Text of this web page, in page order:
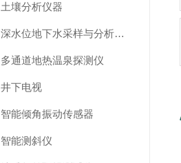
土壤分析仪器
深水位地下水采样与分析系统
多通道地热温泉探测仪
井下电视
智能倾角振动传感器
智能测斜仪